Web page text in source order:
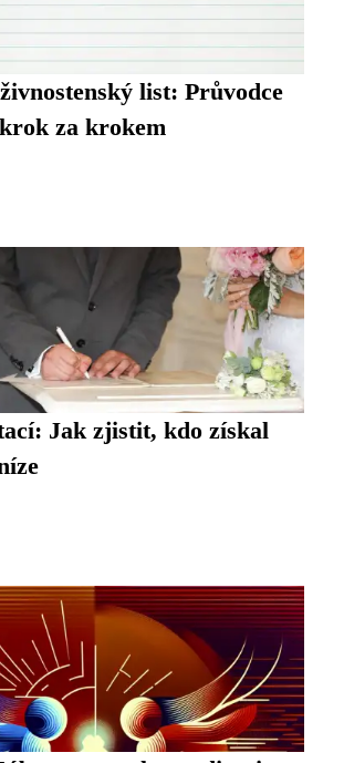
list: Průvodce
za krokem
Jak zjistit, kdo získal